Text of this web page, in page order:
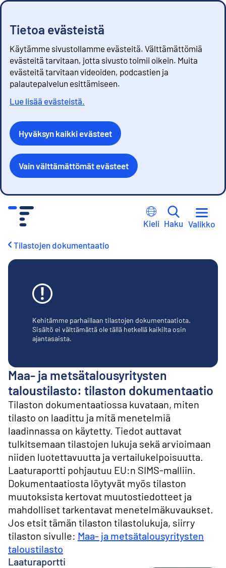
Tietoa evästeistä
Käytämme sivustollamme evästeitä. Välttämättömiä
evästeitä tarvitaan, jotta sivusto toimii oikein. Muita
evästeitä tarvitaan videoiden, podcastien ja
palautepalvelun esittämiseen.
Lue lisää evästeistä.
Hyväksyn kaikki evästeet
Vain välttämättömät evästeet
Kieli Haku Valikko
Tilastojen dokumentaatio
Kehitämme parhaillaan tilastojen dokumentaatiota.
Sisältö ei välttämättä ole tällä hetkellä kaikilta osin
ajantasaista.
Maa- ja metsätalousyritysten
taloustilasto: tilaston dokumentaatio
Tilaston dokumentaatiossa kuvataan, miten
tilasto on laadittu ja mitä menetelmiä
laadinnassa on käytetty. Tiedot auttavat
tulkitsemaan tilastojen lukuja sekä arvioimaan
niiden luotettavuutta ja vertailukelpoisuutta.
Laaturaportti pohjautuu EU:n SIMS-malliin.
Dokumentaatiosta löytyvät myös tilaston
muutoksista kertovat muutostiedotteet ja
mahdolliset tarkentavat menetelmäkuvaukset.
Jos etsit tämän tilaston tilastolukuja, siirry
tilaston sivulle: Maa- ja metsätalousyritysten
taloustilasto
Laaturaportti